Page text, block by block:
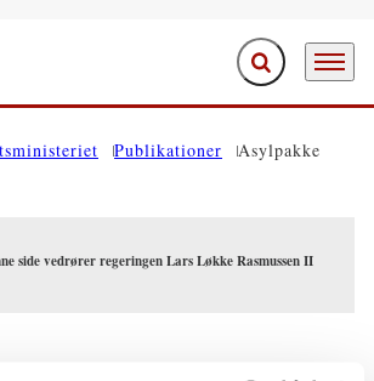
Fold søgefelt ud
Menu
Publikationer Asylpakke
side vedrører regeringen Lars Løkke Rasmussen II